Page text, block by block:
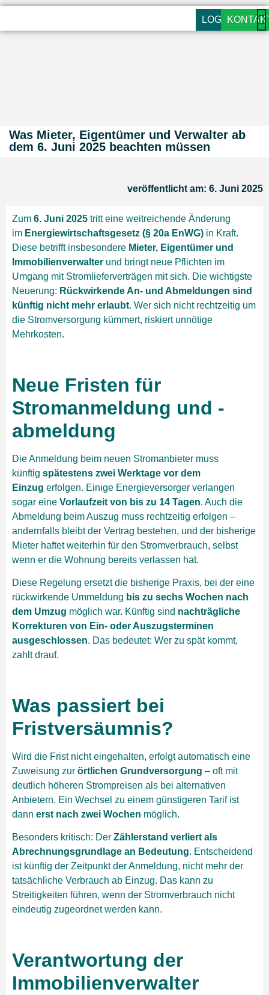
LOGIN
Was Mieter, Eigentümer und Verwalter ab
dem 6. Juni 2025 beachten müssen
veröffentlicht am: 6. Juni 2025
Zum 6. Juni 2025 tritt eine weitreichende Änderung
im Energiewirtschaftsgesetz (§ 20a EnWG) in Kraft.
Diese betrifft insbesondere Mieter, Eigentümer und
Immobilienverwalter und bringt neue Pflichten im
Umgang mit Stromlieferverträgen mit sich. Die wichtigste
Neuerung: Rückwirkende An- und Abmeldungen sind
künftig nicht mehr erlaubt. Wer sich nicht rechtzeitig um
die Stromversorgung kümmert, riskiert unnötige
Mehrkosten.
Neue Fristen für
Stromanmeldung und -
abmeldung
Die Anmeldung beim neuen Stromanbieter muss
künftig spätestens zwei Werktage vor dem
Einzug erfolgen. Einige Energieversorger verlangen
sogar eine Vorlaufzeit von bis zu 14 Tagen. Auch die
Abmeldung beim Auszug muss rechtzeitig erfolgen –
andernfalls bleibt der Vertrag bestehen, und der bisherige
Mieter haftet weiterhin für den Stromverbrauch, selbst
wenn er die Wohnung bereits verlassen hat.
Diese Regelung ersetzt die bisherige Praxis, bei der eine
rückwirkende Ummeldung bis zu sechs Wochen nach
dem Umzug möglich war. Künftig sind nachträgliche
Korrekturen von Ein- oder Auszugsterminen
ausgeschlossen. Das bedeutet: Wer zu spät kommt,
zahlt drauf.
Was passiert bei
Fristversäumnis?
Wird die Frist nicht eingehalten, erfolgt automatisch eine
Zuweisung zur örtlichen Grundversorgung – oft mit
deutlich höheren Strompreisen als bei alternativen
Anbietern. Ein Wechsel zu einem günstigeren Tarif ist
dann erst nach zwei Wochen möglich.
Besonders kritisch: Der Zählerstand verliert als
Abrechnungsgrundlage an Bedeutung. Entscheidend
ist künftig der Zeitpunkt der Anmeldung, nicht mehr der
tatsächliche Verbrauch ab Einzug. Das kann zu
Streitigkeiten führen, wenn der Stromverbrauch nicht
eindeutig zugeordnet werden kann.
Verantwortung der
Immobilienverwalter